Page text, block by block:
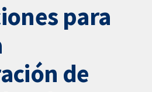
para
de